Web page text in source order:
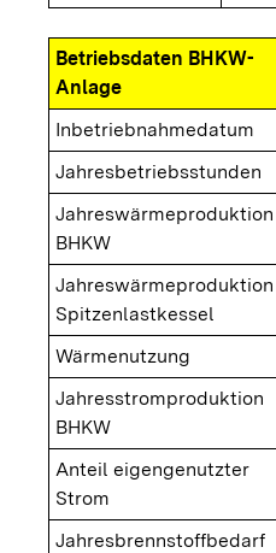
Betriebsdaten BHKW-
Anlage
Inbetriebnahmedatum
Jahresbetriebsstunden
Jahreswärmeproduktion
BHKW
Jahreswärmeproduktion
Spitzenlastkessel
Wärmenutzung
Jahresstromproduktion
BHKW
Anteil eigengenutzter
Strom
Jahresbrennstoffbedarf